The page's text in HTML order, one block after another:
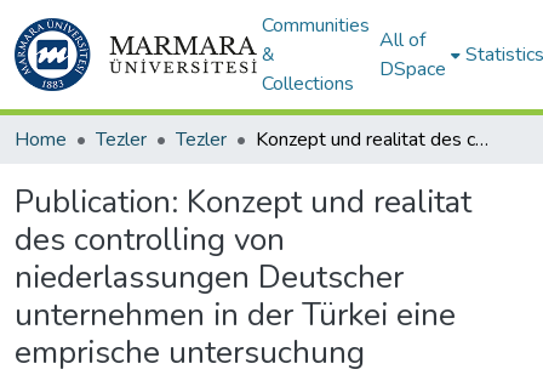
Communities
&
Collections
All of
DSpace
Statistics
Home Tezler Tezler Konzept und realitat des controlling von niederlassungen Deutscher unternehmen in der Türkei eine emprische untersuchung
Publication: Konzept und realitat
des controlling von
niederlassungen Deutscher
unternehmen in der Türkei eine
emprische untersuchung